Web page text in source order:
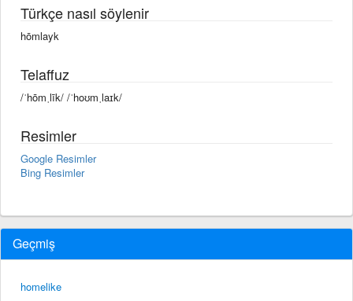
Türkçe nasıl söylenir
hōmlayk
Telaffuz
/ˈhōmˌlīk/ /ˈhoʊmˌlaɪk/
Resimler
Google Resimler
Bing Resimler
Geçmiş
homelike